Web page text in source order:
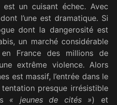
est un cuisant échec. Avec
l’une est dramatique. Si
dont la dangerosité est
un marché considérable
en France des millions de
extrême violence. Alors
est massif, l’entrée dans le
presque irrésistible
« jeunes de cités ») et